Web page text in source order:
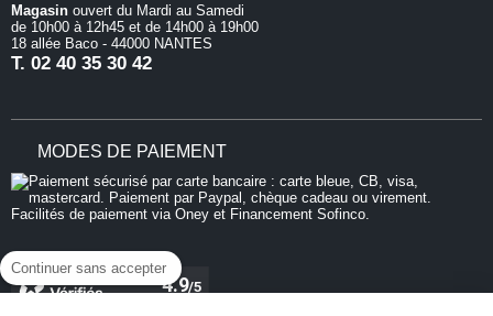
Continuer sans accepter
Magasin ouvert du Mardi au Samedi
de 10h00 à 12h45 et de 14h00 à 19h00
18 allée Baco - 44000 NANTES
T. 02 40 35 30 42
MODES DE PAIEMENT